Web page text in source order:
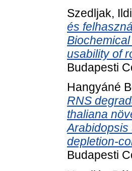
Szedljak,
és
usability of
Budapesti
Hangyáné
RNS
thaliana
Arabidopsis
depletion-
Budapesti